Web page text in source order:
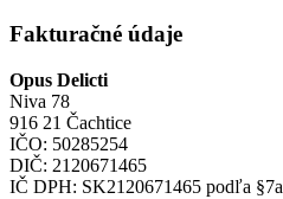
Fakturačné údaje
Opus Delicti
Niva 78
916 21 Čachtice
IČO: 50285254
DIČ: 2120671465
IČ DPH: SK2120671465 podľa §7a